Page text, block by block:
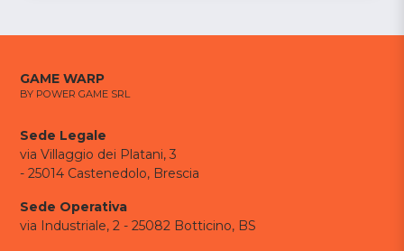
GAME WARP
BY POWER GAME SRL
Sede Legale
via Villaggio dei Platani, 3
- 25014 Castenedolo, Brescia
Sede Operativa
via Industriale, 2 - 25082 Botticino, BS